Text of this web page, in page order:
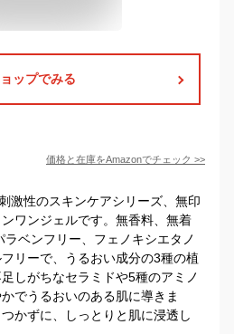
ップでみる
価格と在庫をAmazonでチェック >>
激性のスキンケアシリーズ、無印
ワンジェルです。無香料、無着
ベンフリー、フェノキシエタノ
リーで、うるおい成分の3種の植
しがちなセラミドや5種のアミノ
でうるおいのある肌に導きま
かずに、しっとりと肌に浸透し